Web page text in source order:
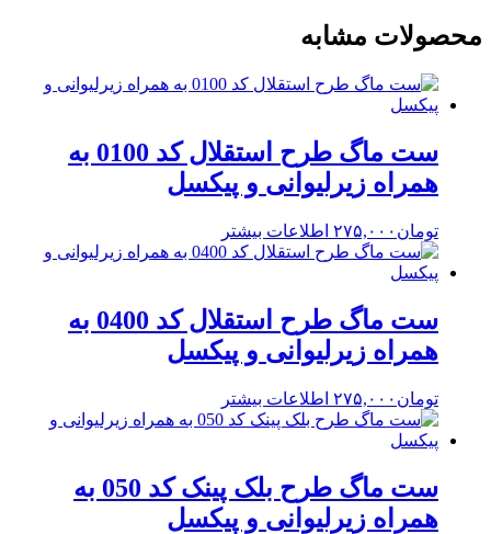
محصولات مشابه
ست ماگ طرح استقلال کد 0100 به
همراه زیرلیوانی و پیکسل
تومان ۲۷۵,۰۰۰ اطلاعات بیشتر
ست ماگ طرح استقلال کد 0400 به
همراه زیرلیوانی و پیکسل
تومان ۲۷۵,۰۰۰ اطلاعات بیشتر
ست ماگ طرح بلک پینک کد 050 به
همراه زیرلیوانی و پیکسل